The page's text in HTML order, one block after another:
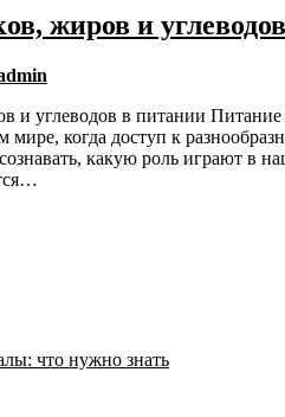
жиров и
мире, когда доступ к
какую роль играют в